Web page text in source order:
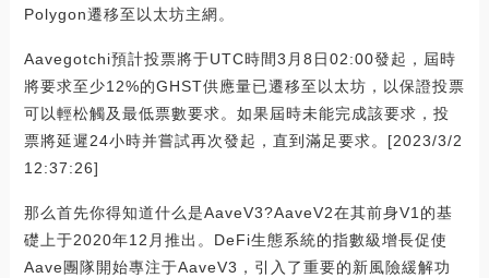
Polygon遷移至以太坊主網。
Aavegotchi預計投票將于UTC時間3月8日02:00發起，屆時
將要求至少12%的GHST供應量已遷移至以太坊，以保證投票
可以輕松觸及最低票數要求。如果屆時未能完成該要求，投
票將延遲24小時并嘗試再次發起，直到滿足要求。[2023/3/2
12:37:26]
那么首先你得知道什么是AaveV3?AaveV2在其前身V1的基
礎上于2020年12月推出。DeFi生態系統的指數級增長促使
Aave團隊開始專注于AaveV3，引入了重要的新風險緩解功